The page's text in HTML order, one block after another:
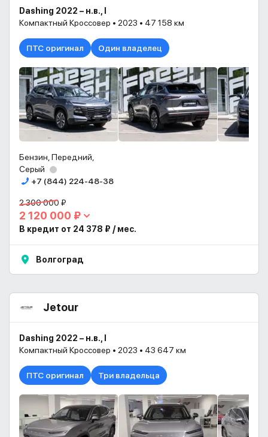
Dashing 2022 – н.в., I
Компактный Кроссовер • 2023 • 47 158 км
ПТС оригинал Один владелец
Бензин, Передний,
Серый
+7 (844) 224-48-38
2 300 000 ₽
2 120 000 ₽
В кредит от 24 378 ₽ / мес.
Волгоград
Jetour
Dashing 2022 – н.в., I
Компактный Кроссовер • 2023 • 43 647 км
ПТС оригинал Три владельца